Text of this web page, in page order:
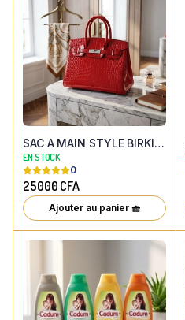
SAC A MAIN STYLE BIRKIN ROUGE CROCO
EN STOCK
0
25000 CFA
Ajouter au panier 🧺